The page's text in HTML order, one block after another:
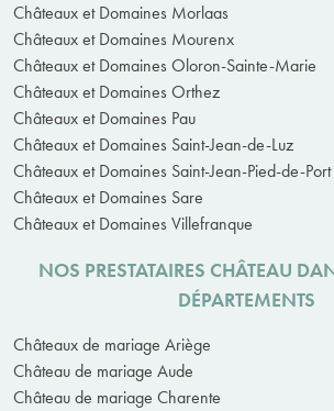
Châteaux et Domaines Morlaas
Châteaux et Domaines Mourenx
Châteaux et Domaines Oloron-Sainte-Marie
Châteaux et Domaines Orthez
Châteaux et Domaines Pau
Châteaux et Domaines Saint-Jean-de-Luz
Châteaux et Domaines Saint-Jean-Pied-de-Port
Châteaux et Domaines Sare
Châteaux et Domaines Villefranque
NOS PRESTATAIRES CHÂTEAU
DÉPARTEMENTS
Châteaux de mariage Ariège
Château de mariage Aude
Château de mariage Charente